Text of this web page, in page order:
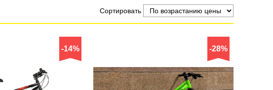
Сортировать
-14% -28%